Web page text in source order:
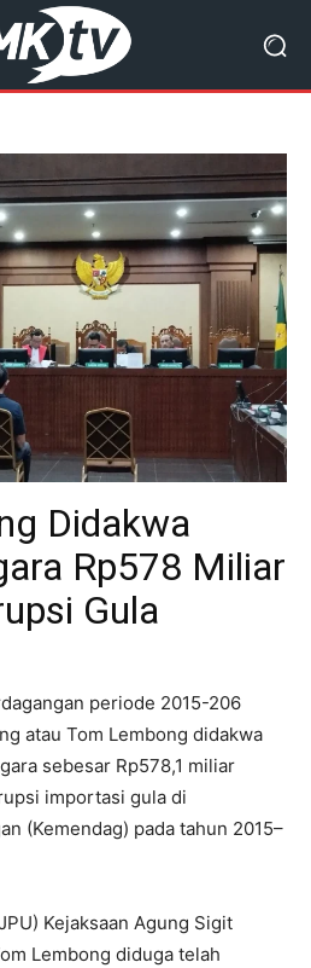
Didakwa
Rp578 Miliar
Gula
periode 2015-206
atau Tom Lembong didakwa
sebesar Rp578,1 miliar
importasi gula di
(Kemendag) pada tahun 2015–
Kejaksaan Agung Sigit
Lembong diduga telah